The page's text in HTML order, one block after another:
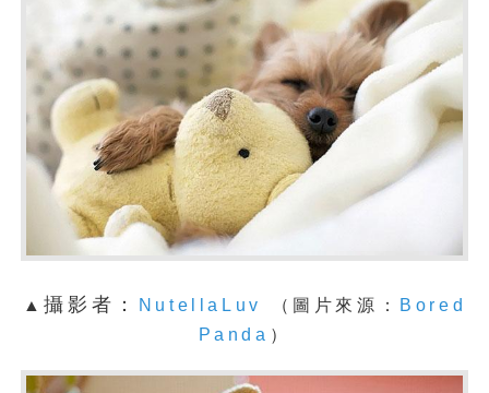
▲攝影者： NutellaLuv （圖片來源：
Bored
Panda ）